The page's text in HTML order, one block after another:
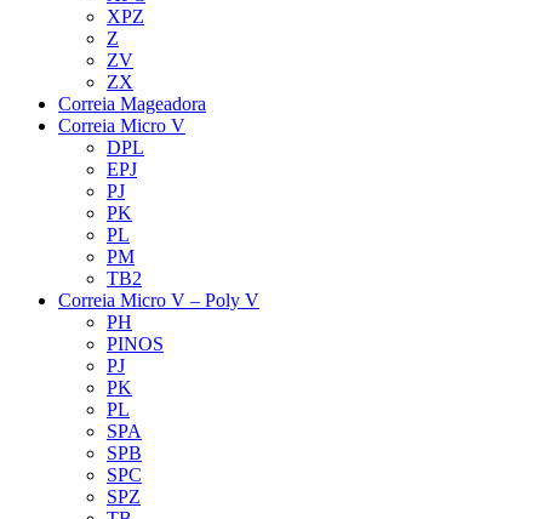
XPZ
Z
ZV
ZX
Correia Mageadora
Correia Micro V
DPL
EPJ
PJ
PK
PL
PM
TB2
Correia Micro V – Poly V
PH
PINOS
PJ
PK
PL
SPA
SPB
SPC
SPZ